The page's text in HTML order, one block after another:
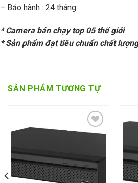
– Bảo hành : 24 tháng
* Camera bán chạy top 05 thế giới
* Sản phẩm đạt tiêu chuẩn chất
SẢN PHẨM TƯƠNG TỰ